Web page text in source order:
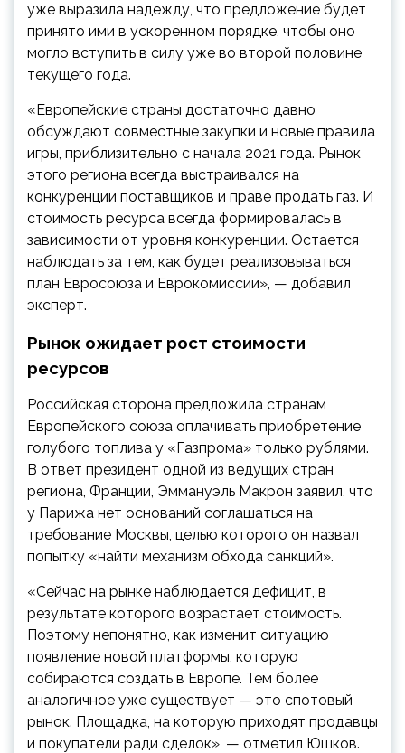
уже выразила надежду, что предложение будет
принято ими в ускоренном порядке, чтобы оно
могло вступить в силу уже во второй половине
текущего года.
«Европейские страны достаточно давно
обсуждают совместные закупки и новые правила
игры, приблизительно с начала 2021 года. Рынок
этого региона всегда выстраивался на
конкуренции поставщиков и праве продать газ. И
стоимость ресурса всегда формировалась в
зависимости от уровня конкуренции. Остается
наблюдать за тем, как будет реализовываться
план Евросоюза и Еврокомиссии», — добавил
эксперт.
Рынок ожидает рост стоимости
ресурсов
Российская сторона предложила странам
Европейского союза оплачивать приобретение
голубого топлива у «Газпрома» только рублями.
В ответ президент одной из ведущих стран
региона, Франции, Эммануэль Макрон заявил, что
у Парижа нет оснований соглашаться на
требование Москвы, целью которого он назвал
попытку «найти механизм обхода санкций».
«Сейчас на рынке наблюдается дефицит, в
результате которого возрастает стоимость.
Поэтому непонятно, как изменит ситуацию
появление новой платформы, которую
собираются создать в Европе. Тем более
аналогичное уже существует — это спотовый
рынок. Площадка, на которую приходят продавцы
и покупатели ради сделок», — отметил Юшков.